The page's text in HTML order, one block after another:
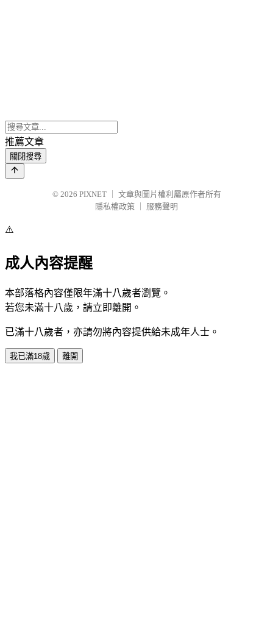
推薦文章
關閉搜尋
© 2026 PIXNET
文章與圖片權利屬原作者所有
隱私權政策
服務聲明
⚠️
成人內容提醒
本部落格內容僅限年滿十八歲者瀏覽。
若您未滿十八歲，請立即離開。
已滿十八歲者，亦請勿將內容提供給未成年人士。
我已滿18歲 離開